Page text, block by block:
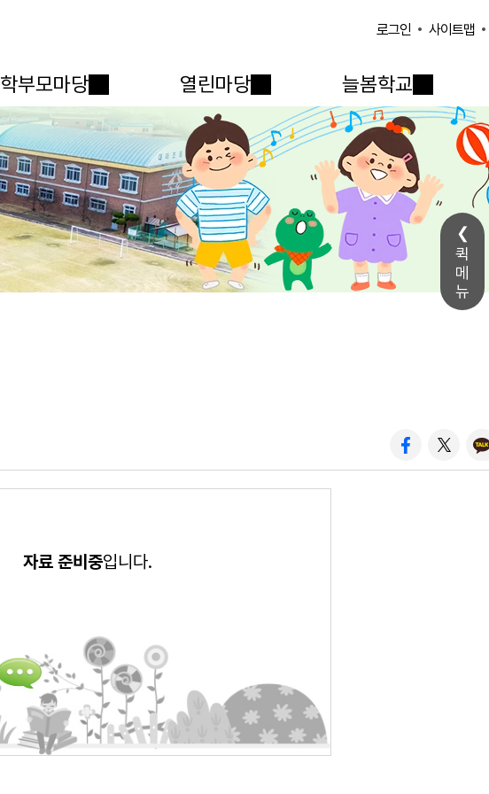
퀵
메
뉴
로그인 사이트맵
학부모마당 열린마당 늘봄학교
자료 준비중입니다.